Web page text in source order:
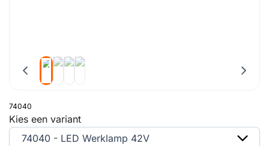
74040
Kies een variant
74040 - LED Werklamp 42V